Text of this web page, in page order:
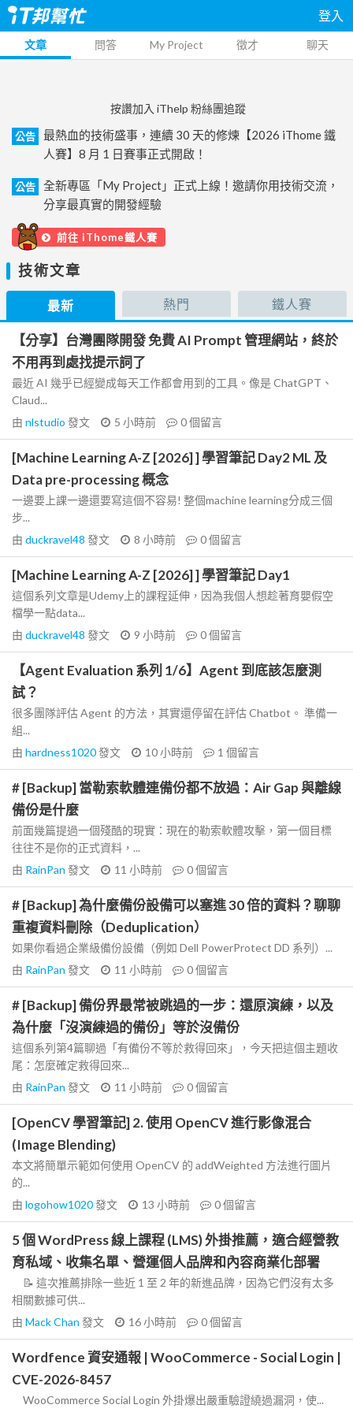
登入
文章 問答 My Project 徵才 聊天
按讚加入 iThelp 粉絲團追蹤
公告
最熱血的技術盛事，連續 30 天的修煉【2026 iThome 鐵
人賽】8 月 1 日賽事正式開啟！
公告
全新專區「My Project」正式上線！邀請你用技術交流，
分享最真實的開發經驗
前往 iThome鐵人賽
技術文章
最新 熱門 鐵人賽
【分享】台灣團隊開發 免費 AI Prompt 管理網站，終於
不用再到處找提示詞了
最近 AI 幾乎已經變成每天工作都會用到的工具。像是 ChatGPT、
Claud...
由 nlstudio 發文 5 小時前 0個留言
[Machine Learning A-Z [2026] ] 學習筆記 Day2 ML 及
Data pre-processing 概念
一邊要上課一邊還要寫這個不容易! 整個machine learning分成三個
步...
由 duckravel48 發文 8 小時前 0個留言
[Machine Learning A-Z [2026] ] 學習筆記 Day1
這個系列文章是Udemy上的課程延伸，因為我個人想趁著育嬰假空
檔學一點data...
由 duckravel48 發文 9 小時前 0個留言
【Agent Evaluation 系列 1/6】Agent 到底該怎麼測
試？
很多團隊評估 Agent 的方法，其實還停留在評估 Chatbot。 準備一
組...
由 hardness1020發文 10 小時前 1 個留言
# [Backup] 當勒索軟體連備份都不放過：Air Gap 與離線
備份是什麼
前面幾篇提過一個殘酷的現實：現在的勒索軟體攻擊，第一個目標
往往不是你的正式資料，...
由 RainPan 發文 11 小時前 0個留言
# [Backup] 為什麼備份設備可以塞進 30 倍的資料？聊聊
重複資料刪除（Deduplication）
如果你看過企業級備份設備（例如 Dell PowerProtect DD 系列）...
由 RainPan 發文 11 小時前 0個留言
# [Backup] 備份界最常被跳過的一步：還原演練，以及
為什麼「沒演練過的備份」等於沒備份
這個系列第4篇聊過「有備份不等於救得回來」，今天把這個主題收
尾：怎麼確定救得回來...
由 RainPan 發文 11 小時前 0個留言
[OpenCV 學習筆記] 2. 使用 OpenCV 進行影像混合
(Image Blending)
本文將簡單示範如何使用 OpenCV 的 addWeighted 方法進行圖片
的...
由 logohow1020發文 13 小時前 0個留言
5 個 WordPress 線上課程 (LMS) 外掛推薦，適合經營教
育私域、收集名單、營運個人品牌和內容商業化部署
📝 這次推薦排除一些近 1 至 2 年的新進品牌，因為它們沒有太多
相關數據可供...
由 Mack Chan 發文 16 小時前 0個留言
Wordfence 資安通報 | WooCommerce - Social Login |
CVE-2026-8457
WooCommerce Social Login 外掛爆出嚴重驗證繞過漏洞，使...